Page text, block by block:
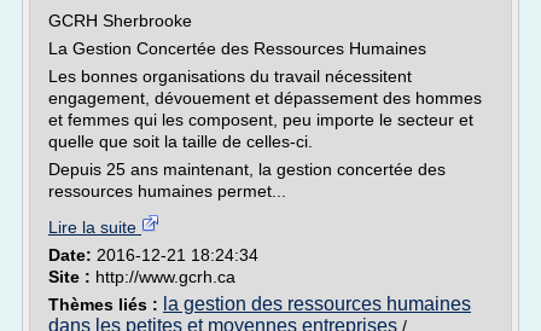
GCRH Sherbrooke
La Gestion Concertée des Ressources Humaines
Les bonnes organisations du travail nécessitent
engagement, dévouement et dépassement des hommes
et femmes qui les composent, peu importe le secteur et
quelle que soit la taille de celles-ci.
Depuis 25 ans maintenant, la gestion concertée des
ressources humaines permet...
Lire la suite
Date: 2016-12-21 18:24:34
Site : http://www.gcrh.ca
Thèmes liés : la gestion des ressources humaines
dans les petites et moyennes entreprises /